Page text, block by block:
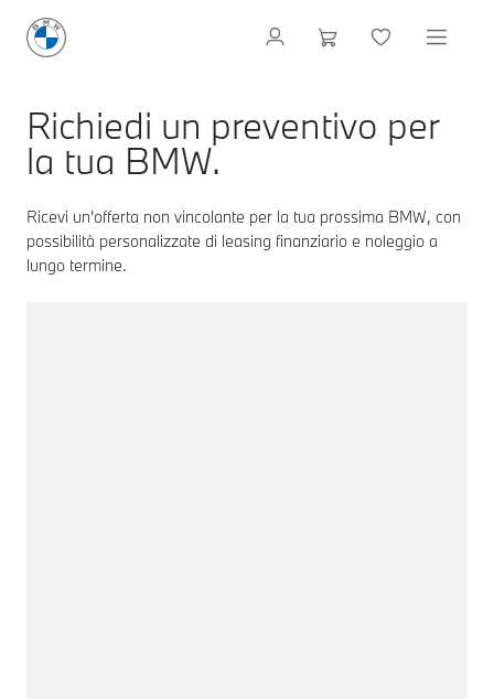
Richiedi un preventivo per
la tua BMW.
Ricevi un'offerta non vincolante per la tua prossima BMW, con
possibilità personalizzate di leasing finanziario e noleggio a
lungo termine.